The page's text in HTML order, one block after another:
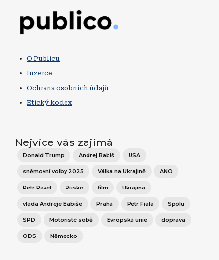
O Publicu
Inzerce
Ochrana osobních údajů
Etický kodex
Nejvíce vás zajímá
Donald Trump Andrej Babiš USA
sněmovní volby 2025 Válka na Ukrajině ANO
Petr Pavel Rusko film Ukrajina
vláda Andreje Babiše Praha Petr Fiala Spolu
SPD Motoristé sobě Evropská unie doprava
ODS Německo